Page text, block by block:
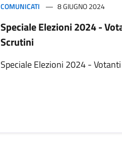
COMUNICATI 8 GIUGNO 2024
Speciale Elezioni 2024 -
Scrutini
Speciale Elezioni 2024 -